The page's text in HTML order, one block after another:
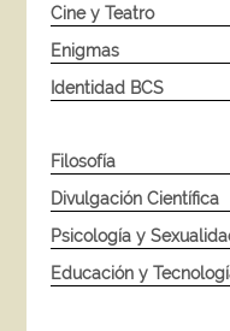
Cine y Teatro
Enigmas
Identidad BCS
Filosofía
Divulgación Científica
Psicología y
Educación y